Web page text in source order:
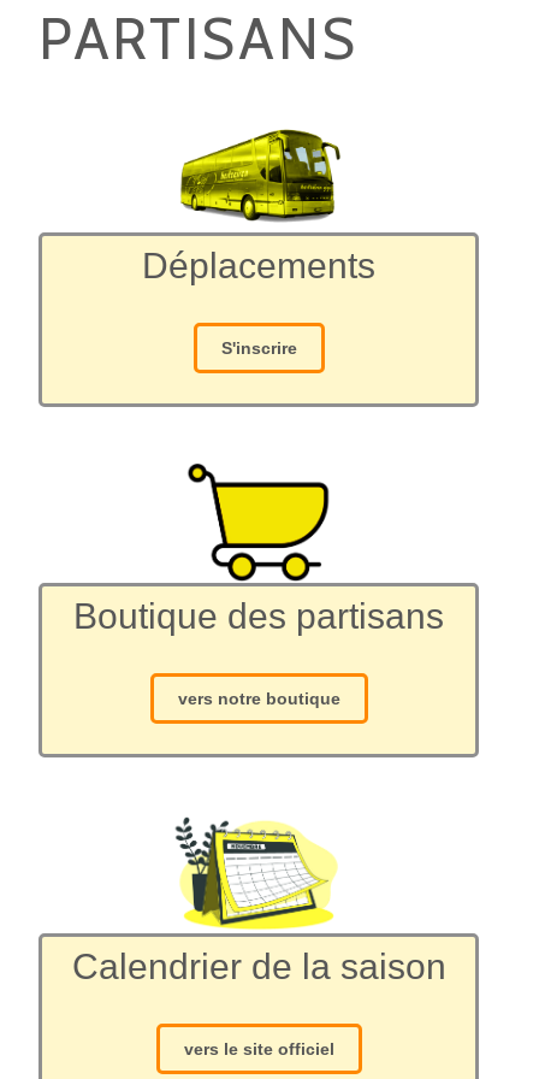
PARTISANS
Déplacements
S'inscrire
Boutique des partisans
vers notre boutique
Calendrier de la saison
vers le site officiel